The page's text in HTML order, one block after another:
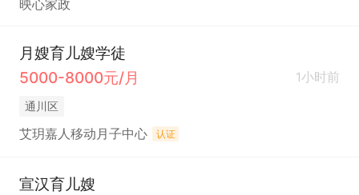
映心家政
月嫂育儿嫂学徒
5000-8000元/月
1小时前
通川区
艾玥嘉人移动月子中心 认证
宣汉育儿嫂